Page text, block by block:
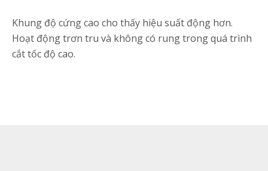
Khung độ cứng cao cho thấy hiệu suất động hơn.
Hoạt động trơn tru và không có rung trong quá trình
cắt tốc độ cao.